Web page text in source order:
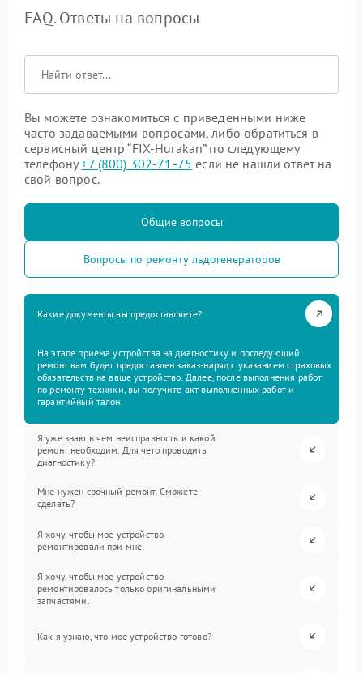
FAQ. Ответы на вопросы
Вы можете ознакомиться с приведенными ниже
часто задаваемыми вопросами, либо обратиться в
сервисный центр “FIX-Hurakan” по следующему
телефону+7 (800) 302-71-75 если не нашли ответ на
свой вопрос.
Общие вопросы
Вопросы по ремонту льдогенераторов
Какие документы вы предоставляете?
На этапе приема устройства на диагностику и последующий
ремонт вам будет предоставлен заказ-наряд с указанием страховых
обязательств на ваше устройство. Далее, после выполнения работ
по ремонту техники, вы получите акт выполненных работ и
гарантийный талон.
Я уже знаю в чем неисправность и какой
ремонт необходим. Для чего проводить
диагностику?
Мне нужен срочный ремонт. Сможете
сделать?
Я хочу, чтобы мое устройство
ремонтировали при мне.
Я хочу, чтобы мое устройство
ремонтировалось только оригинальными
запчастями.
Как я узнаю, что мое устройство готово?